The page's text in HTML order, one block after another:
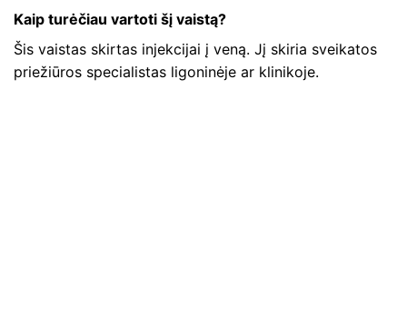
Kaip turėčiau vartoti šį vaistą?
Šis vaistas skirtas injekcijai į veną. Jį skiria sveikatos
priežiūros specialistas ligoninėje ar klinikoje.